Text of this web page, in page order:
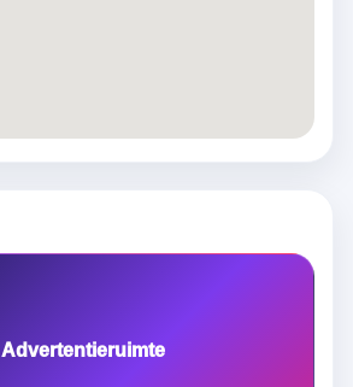
Advertentieruimte